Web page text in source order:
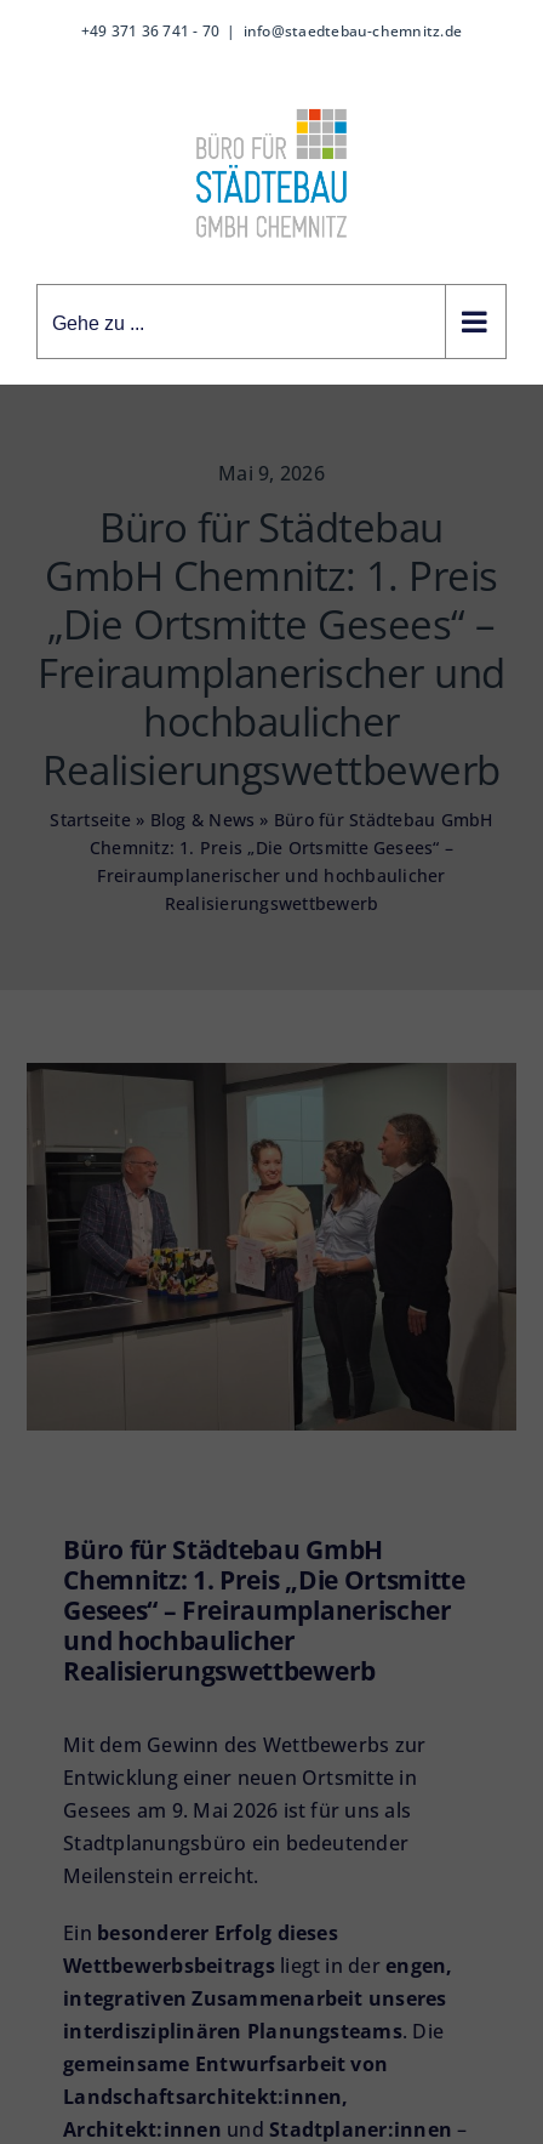
+49 371 36 741 - 70 | info@staedtebau-chemnitz.de
Gehe zu ...
Mai 9, 2026
Büro für Städtebau
GmbH Chemnitz: 1. Preis
„Die Ortsmitte Gesees“ –
Freiraumplanerischer und
hochbaulicher
Realisierungswettbewerb
Startseite » Blog & News » Büro für Städtebau GmbH
Chemnitz: 1. Preis „Die Ortsmitte Gesees“ –
Freiraumplanerischer und hochbaulicher
Realisierungswettbewerb
Büro für Städtebau GmbH
Chemnitz: 1. Preis „Die Ortsmitte
Gesees“ – Freiraumplanerischer
und hochbaulicher
Realisierungswettbewerb
Mit dem Gewinn des Wettbewerbs zur
Entwicklung einer neuen Ortsmitte in
Gesees am 9. Mai 2026 ist für uns als
Stadtplanungsbüro ein bedeutender
Meilenstein erreicht.
Ein besonderer Erfolg dieses
Wettbewerbsbeitragsliegt in der engen,
integrativen Zusammenarbeit unseres
interdisziplinären Planungsteams. Die
gemeinsame Entwurfsarbeit von
Landschaftsarchitekt:innen,
Architekt:innen und Stadtplaner:innen–